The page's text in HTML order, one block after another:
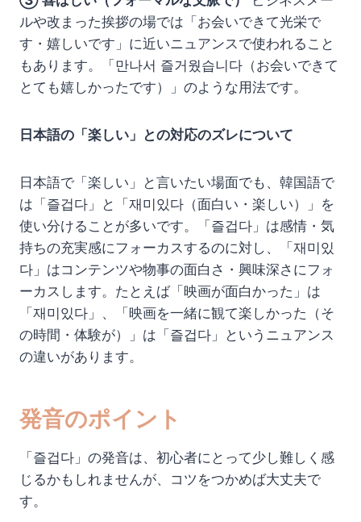
ルや改まった挨拶の場では「お会いできて光栄で
す・嬉しいです」に近いニュアンスで使われること
もあります。「만나서 즐거웠습니다（お会いできて
とても嬉しかったです）」のような用法です。
日本語の「楽しい」との対応のズレについて
日本語で「楽しい」と言いたい場面でも、韓国語で
は「즐겁다」と「재미있다（面白い・楽しい）」を
使い分けることが多いです。「즐겁다」は感情・気
持ちの充実感にフォーカスするのに対し、「재미있
다」はコンテンツや物事の面白さ・興味深さにフォ
ーカスします。たとえば「映画が面白かった」は
「재미있다」、「映画を一緒に観て楽しかった（そ
の時間・体験が）」は「즐겁다」というニュアンス
の違いがあります。
発音のポイント
「즐겁다」の発音は、初心者にとって少し難しく感
じるかもしれませんが、コツをつかめば大丈夫で
す。